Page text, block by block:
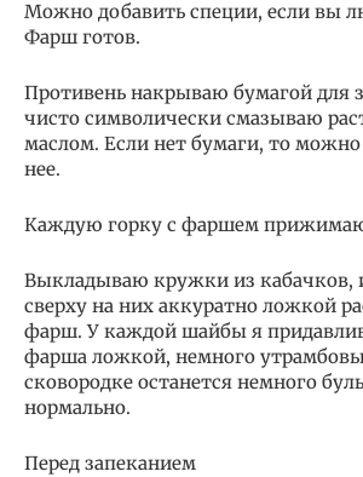
Можно добавить специи, если вы
Фарш готов.
Противень накрываю бумагой для
чисто символически смазываю
маслом. Если нет бумаги, то можно
нее.
Каждую горку с фаршем
Выкладываю кружки из кабачков,
сверху на них аккуратно ложкой
фарш. У каждой шайбы я
фарша ложкой, немного
сковородке останется немного
нормально.
Перед запеканием